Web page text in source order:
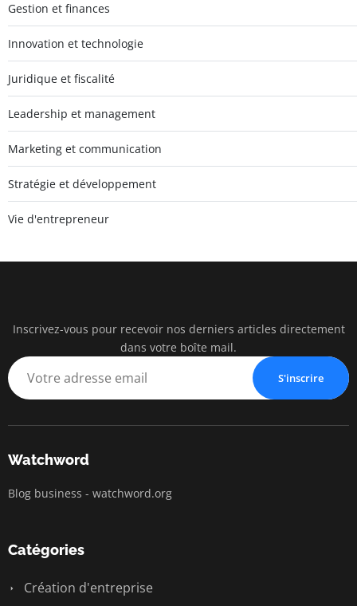
Gestion et finances
Innovation et technologie
Juridique et fiscalité
Leadership et management
Marketing et communication
Stratégie et développement
Vie d'entrepreneur
BUSINESS
Inscrivez-vous pour recevoir nos derniers articles directement
dans votre boîte mail.
S'inscrire
Watchword
Blog business - watchword.org
Catégories
Création d'entreprise